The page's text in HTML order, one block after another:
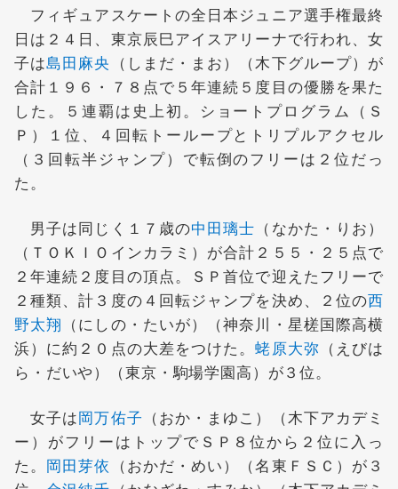
フィギュアスケートの全日本ジュニア選手権最終
日は２４日、東京辰巳アイスアリーナで行われ、女
子は島田麻央 （しまだ・まお）（木下グループ）が
合計１９６・７８点で５年連続５度目の優勝を果た
した。５連覇は史上初。ショートプログラム（Ｓ
Ｐ）１位、４回転トーループとトリプルアクセル
（３回転半ジャンプ）で転倒のフリーは２位だっ
た。
男子は同じく１７歳の中田璃士 （なかた・りお）
（ＴＯＫＩＯインカラミ）が合計２５５・２５点で
２年連続２度目の頂点。ＳＰ首位で迎えたフリーで
２種類、計３度の４回転ジャンプを決め、２位の西
野太翔 （にしの・たいが）（神奈川・星槎国際高横
浜）に約２０点の大差をつけた。蛯原大弥 （えびは
ら・だいや）（東京・駒場学園高）が３位。
女子は岡万佑子 （おか・まゆこ）（木下アカデミ
ー）がフリーはトップでＳＰ８位から２位に入っ
た。 岡田芽依 （おかだ・めい）（名東ＦＳＣ）が３